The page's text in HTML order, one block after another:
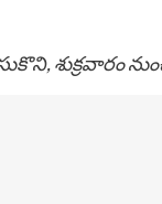
శుక్రవారం